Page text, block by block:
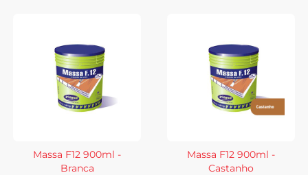
Massa F12 900ml -
Branca
Massa F12 900ml -
Castanho